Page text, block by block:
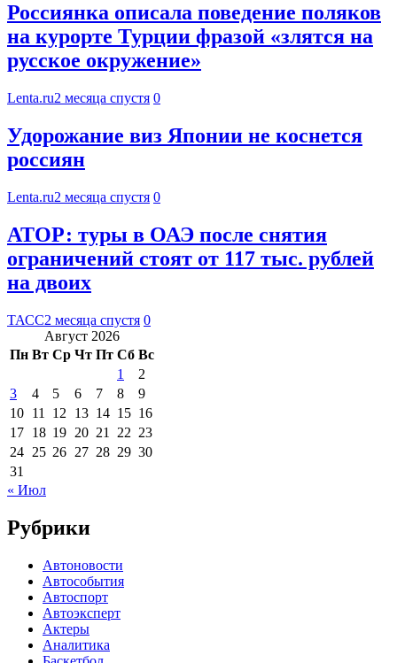
Россиянка описала поведение поляков
на курорте Турции фразой «злятся на
русское окружение»
Lenta.ru2 месяца спустя 0
Удорожание виз Японии не коснется
россиян
Lenta.ru2 месяца спустя 0
АТОР: туры в ОАЭ после снятия
ограничений стоят от 117 тыс. рублей
на двоих
ТАСС2 месяца спустя 0
Август 2026
Пн Вт Ср Чт Пт Сб Вс
1
2
3
4 5 6 7 8
9
10 11 12 13 14 15 16
17 18 19 20 21 22 23
24 25 26 27 28 29 30
31
« Июл
Рубрики
Автоновости
Автособытия
Автоспорт
Автоэксперт
Актеры
Аналитика